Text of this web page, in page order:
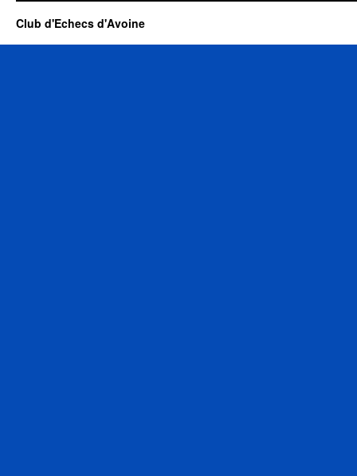
Club d'Echecs d'Avoine